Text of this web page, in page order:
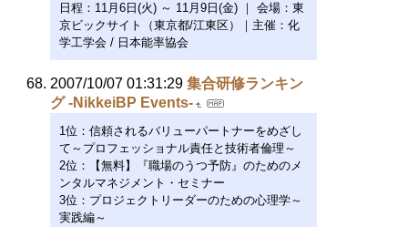
日程：11月6日(火) ～ 11月9日(金) ｜ 会場：東
京ビックサイト（東京都/江東区）｜主催：化
学工学会 / 日本能率協会
2007/10/07 01:31:29 集合研修ランキン
グ -NikkeiBP Events-
1位：信頼されるバリューパートナーをめざし
て～プロフェッショナル責任と技術者倫理～
2位：【無料】『職場のうつ予防』のためのメ
ンタルマネジメント・セミナー
3位：プロジェクトリーダーのための心理学～
実践編～